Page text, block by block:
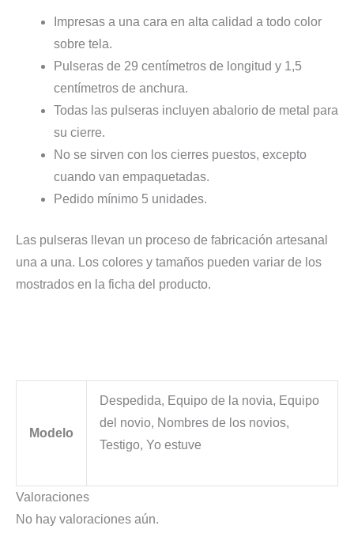
Impresas a una cara en alta calidad a todo color
sobre tela.
Pulseras de 29 centímetros de longitud y 1,5
centímetros de anchura.
Todas las pulseras incluyen abalorio de metal para
su cierre.
No se sirven con los cierres puestos, excepto
cuando van empaquetadas.
Pedido mínimo 5 unidades.
Las pulseras llevan un proceso de fabricación artesanal
una a una. Los colores y tamaños pueden variar de los
mostrados en la ficha del producto.
Modelo
Despedida, Equipo de la novia, Equipo
del novio, Nombres de los novios,
Testigo, Yo estuve
Valoraciones
No hay valoraciones aún.